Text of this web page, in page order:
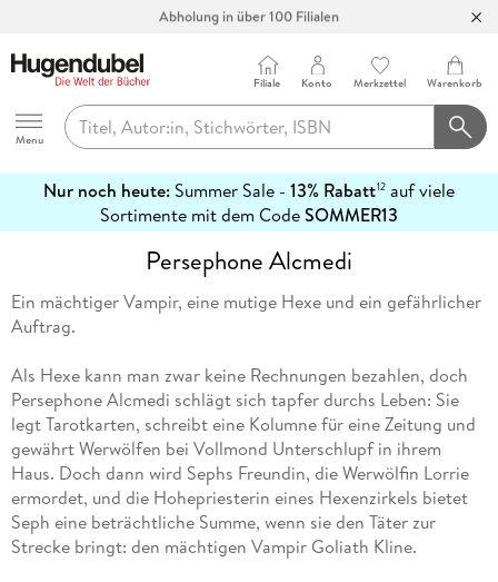
Hugendubel
Menu
Filiale Konto Merkzettel Warenkorb
Nur noch heute: Summer Sale - 13% Rabatt12 auf viele
Sortimente mit dem CodeSOMMER13
erfahren
Persephone Alcmedi
Ein mächtiger Vampir, eine mutige Hexe und ein gefährlicher
Auftrag.
Als Hexe kann man zwar keine Rechnungen bezahlen, doch
Persephone Alcmedi schlägt sich tapfer durchs Leben: Sie
legt Tarotkarten, schreibt eine Kolumne für eine Zeitung und
gewährt Werwölfen bei Vollmond Unterschlupf in ihrem
Haus. Doch dann wird Sephs Freundin, die Werwölfin Lorrie
ermordet, und die Hohepriesterin eines Hexenzirkels bietet
Seph eine beträchtliche Summe, wenn sie den Täter zur
Strecke bringt: den mächtigen Vampir Goliath Kline.